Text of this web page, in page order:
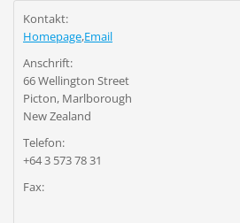
Kontakt:
Homepage,Email
Anschrift:
66 Wellington Street
Picton, Marlborough
New Zealand
Telefon:
+64 3 573 78 31
Fax: